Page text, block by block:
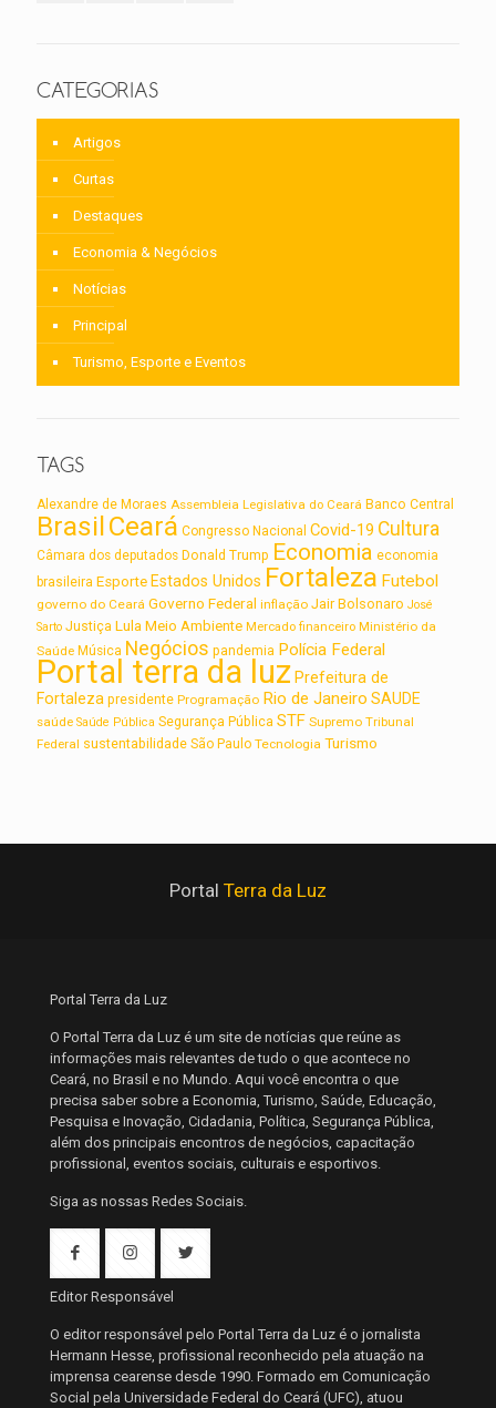
CATEGORIAS
Artigos
Curtas
Destaques
Economia & Negócios
Notícias
Principal
Turismo, Esporte e Eventos
TAGS
Alexandre de Moraes Assembleia Legislativa do Ceará Banco Central
BrasilCeará Congresso Nacional Covid-19 Cultura
Câmara dos deputados Donald Trump Economia economia
brasileira Esporte Estados Unidos Fortaleza Futebol
governo do Ceará Governo Federal inflação Jair Bolsonaro José
Sarto Justiça Lula Meio Ambiente Mercado financeiro Ministério da
Saúde Música Negócios pandemia Polícia Federal
Portal terra da luzPrefeitura de
Fortaleza presidente Programação Rio de Janeiro SAUDE
saúde Saúde Pública Segurança Pública STF Supremo Tribunal
Federal sustentabilidade São Paulo Tecnologia Turismo
Portal Terra da Luz
Portal Terra da Luz
O Portal Terra da Luz é um site de notícias que reúne as
informações mais relevantes de tudo o que acontece no
Ceará, no Brasil e no Mundo. Aqui você encontra o que
precisa saber sobre a Economia, Turismo, Saúde, Educação,
Pesquisa e Inovação, Cidadania, Política, Segurança Pública,
além dos principais encontros de negócios, capacitação
profissional, eventos sociais, culturais e esportivos.
Siga as nossas Redes Sociais.
Editor Responsável
O editor responsável pelo Portal Terra da Luz é o jornalista
Hermann Hesse, profissional reconhecido pela atuação na
imprensa cearense desde 1990. Formado em Comunicação
Social pela Universidade Federal do Ceará (UFC), atuou